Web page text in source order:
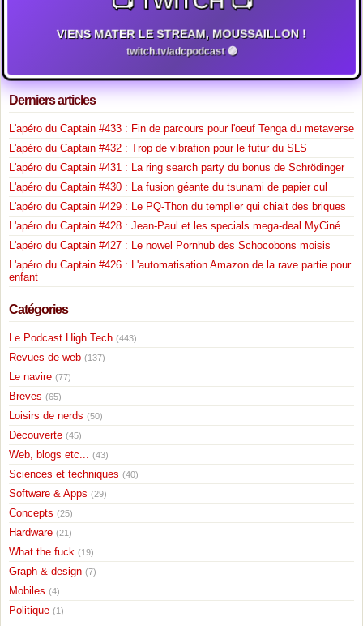
VIENS MATER LE STREAM, MOUSSAILLON !
twitch.tv/adcpodcast 🟣
Derniers articles
L'apéro du Captain #433 : Fin de parcours pour l'oeuf Tenga du metaverse
L'apéro du Captain #432 : Trop de vibrafion pour le futur du SLS
L'apéro du Captain #431 : La ring search party du bonus de Schrödinger
L'apéro du Captain #430 : La fusion géante du tsunami de papier cul
L'apéro du Captain #429 : Le PQ-Thon du templier qui chiait des briques
L'apéro du Captain #428 : Jean-Paul et les specials mega-deal MyCiné
L'apéro du Captain #427 : Le nowel Pornhub des Schocobons moisis
L'apéro du Captain #426 : L'automatisation Amazon de la rave partie pour
enfant
Catégories
Le Podcast High Tech (443)
Revues de web (137)
Le navire (77)
Breves (65)
Loisirs de nerds (50)
Découverte (45)
Web, blogs etc... (43)
Sciences et techniques (40)
Software & Apps (29)
Concepts (25)
Hardware (21)
What the fuck (19)
Graph & design (7)
Mobiles (4)
Politique (1)